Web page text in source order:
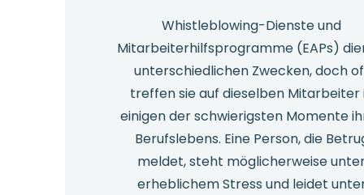
Whistleblowing-Dienste und
Mitarbeiterhilfsprogramme (EAPs)
unterschiedlichen Zwecken, doch
treffen sie auf dieselben Mitarbeiter
einigen der schwierigsten Momente
Berufslebens. Eine Person, die
meldet, steht möglicherweise
erheblichem Stress und leidet